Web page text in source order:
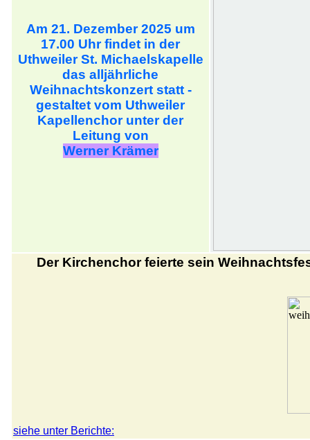
Am 21. Dezember 2025 um
17.00 Uhr findet in der
Uthweiler St. Michaelskapelle
das alljährliche
Weihnachtskonzert statt -
gestaltet vom Uthweiler
Kapellenchor unter der
Leitung von
Werner Krämer
Der Kirchenchor feierte sein
siehe unter Berichte: